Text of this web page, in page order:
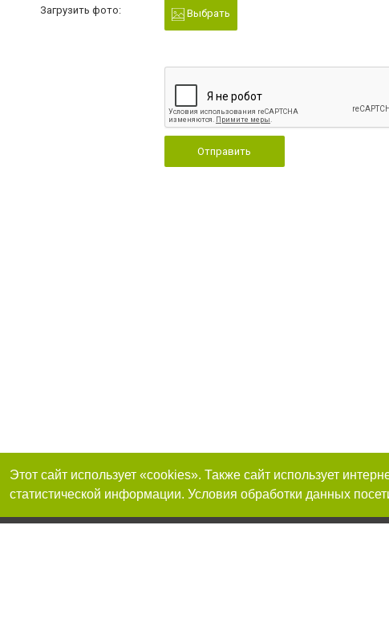
Загрузить фото: Выбрать
Отправить
Этот сайт использует «cookies». Также сайт использует
статистической информации. Условия обработки данных